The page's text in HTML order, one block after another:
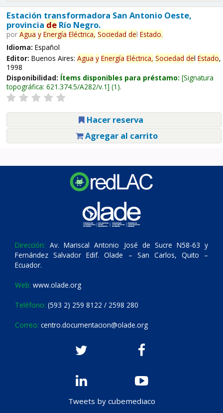
Estación transformadora San Antonio Oeste,
provincia deRío Negro.
por Agua y Energía Eléctrica, Sociedad del Estado.
Idioma: Español
Editor: Buenos Aires: Agua y Energía Eléctrica, Sociedad del Estado,
1998
Disponibilidad: Ítems disponibles para préstamo: Signatura
topográfica: 621.374.5/A282/v.1 (1).
Hacer reserva
Agregar al carrito
Dirección: Av. Mariscal Antonio José de Sucre N58-63 y
Fernández Salvador Edif. Olade – San Carlos, Quito –
Ecuador.
Web: www.olade.org
Teléfono: (593 2) 259 8122 / 2598 280
Correo: centro.documentacion@olade.org
Tweets by cubemediaco